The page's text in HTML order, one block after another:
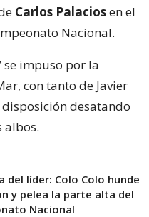
Carlos Palaciosen el
Nacional.
se impuso por la
con tanto de Javier
disposición desatando
albos.
del líder: Colo Colo hunde
y pelea la parte alta del
Nacional